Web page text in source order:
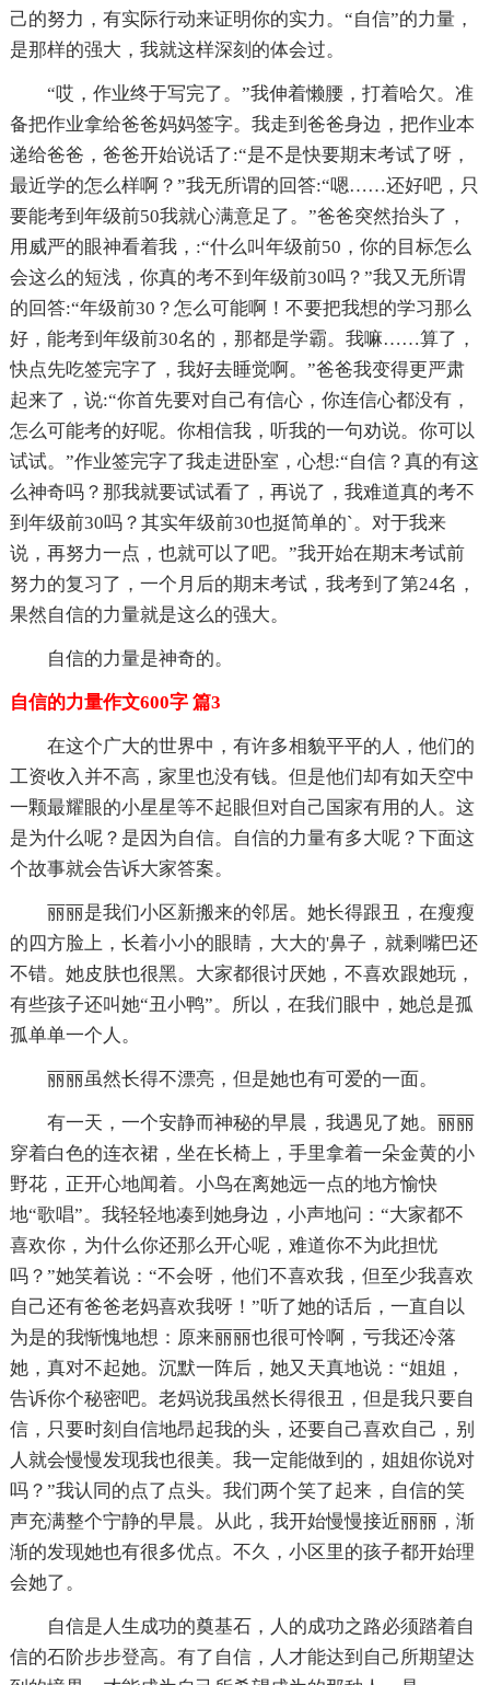
己的努力，有实际行动来证明你的实力。“自信”的力量，
是那样的强大，我就这样深刻的体会过。
“哎，作业终于写完了。”我伸着懒腰，打着哈欠。准
备把作业拿给爸爸妈妈签字。我走到爸爸身边，把作业本
递给爸爸，爸爸开始说话了:“是不是快要期末考试了呀，
最近学的怎么样啊？”我无所谓的回答:“嗯……还好吧，只
要能考到年级前50我就心满意足了。”爸爸突然抬头了，
用威严的眼神看着我，:“什么叫年级前50，你的目标怎么
会这么的短浅，你真的考不到年级前30吗？”我又无所谓
的回答:“年级前30？怎么可能啊！不要把我想的学习那么
好，能考到年级前30名的，那都是学霸。我嘛……算了，
快点先吃签完字了，我好去睡觉啊。”爸爸我变得更严肃
起来了，说:“你首先要对自己有信心，你连信心都没有，
怎么可能考的好呢。你相信我，听我的一句劝说。你可以
试试。”作业签完字了我走进卧室，心想:“自信？真的有这
么神奇吗？那我就要试试看了，再说了，我难道真的考不
到年级前30吗？其实年级前30也挺简单的`。对于我来
说，再努力一点，也就可以了吧。”我开始在期末考试前
努力的复习了，一个月后的期末考试，我考到了第24名，
果然自信的力量就是这么的强大。
自信的力量是神奇的。
自信的力量作文600字 篇3
在这个广大的世界中，有许多相貌平平的人，他们的
工资收入并不高，家里也没有钱。但是他们却有如天空中
一颗最耀眼的小星星等不起眼但对自己国家有用的人。这
是为什么呢？是因为自信。自信的力量有多大呢？下面这
个故事就会告诉大家答案。
丽丽是我们小区新搬来的邻居。她长得跟丑，在瘦瘦
的四方脸上，长着小小的眼睛，大大的'鼻子，就剩嘴巴还
不错。她皮肤也很黑。大家都很讨厌她，不喜欢跟她玩，
有些孩子还叫她“丑小鸭”。所以，在我们眼中，她总是孤
孤单单一个人。
丽丽虽然长得不漂亮，但是她也有可爱的一面。
有一天，一个安静而神秘的早晨，我遇见了她。丽丽
穿着白色的连衣裙，坐在长椅上，手里拿着一朵金黄的小
野花，正开心地闻着。小鸟在离她远一点的地方愉快
地“歌唱”。我轻轻地凑到她身边，小声地问：“大家都不
喜欢你，为什么你还那么开心呢，难道你不为此担忧
吗？”她笑着说：“不会呀，他们不喜欢我，但至少我喜欢
自己还有爸爸老妈喜欢我呀！”听了她的话后，一直自以
为是的我惭愧地想：原来丽丽也很可怜啊，亏我还冷落
她，真对不起她。沉默一阵后，她又天真地说：“姐姐，
告诉你个秘密吧。老妈说我虽然长得很丑，但是我只要自
信，只要时刻自信地昂起我的头，还要自己喜欢自己，别
人就会慢慢发现我也很美。我一定能做到的，姐姐你说对
吗？”我认同的点了点头。我们两个笑了起来，自信的笑
声充满整个宁静的早晨。从此，我开始慢慢接近丽丽，渐
渐的发现她也有很多优点。不久，小区里的孩子都开始理
会她了。
自信是人生成功的奠基石，人的成功之路必须踏着自
信的石阶步步登高。有了自信，人才能达到自己所期望达